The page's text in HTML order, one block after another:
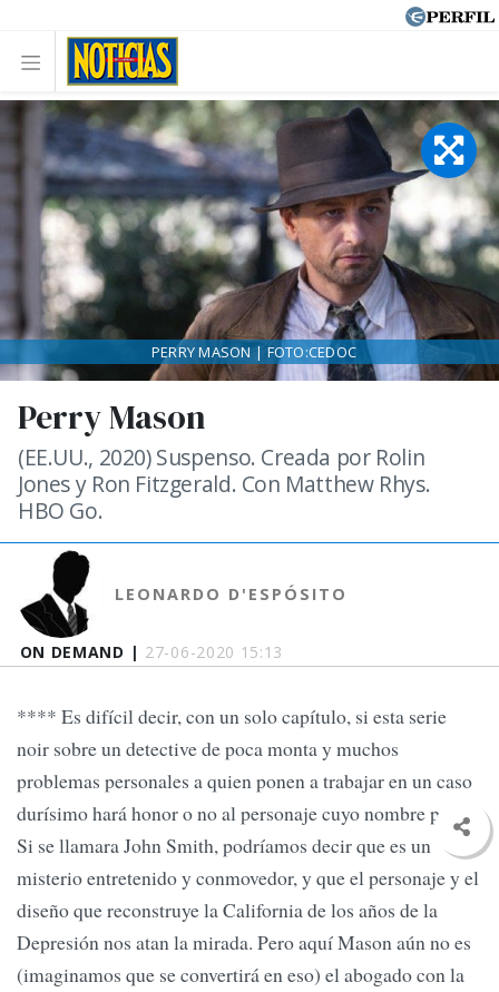
ON DEMAND | 27-06-2020 15:13
Perry Mason
(EE.UU., 2020) Suspenso. Creada por Rolin
Jones y Ron Fitzgerald. Con Matthew Rhys.
HBO Go.
LEONARDO D'ESPÓSITO
PERRY MASON | FOTO:CEDOC
**** Es difícil decir, con un solo capítulo, si esta serie
noir sobre un detective de poca monta y muchos
problemas personales a quien ponen a trabajar en un caso
durísimo hará honor o no al personaje cuyo nombre porta.
Si se llamara John Smith, podríamos decir que es un
misterio entretenido y conmovedor, y que el personaje y el
diseño que reconstruye la California de los años de la
Depresión nos atan la mirada. Pero aquí Mason aún no es
(imaginamos que se convertirá en eso) el abogado con la